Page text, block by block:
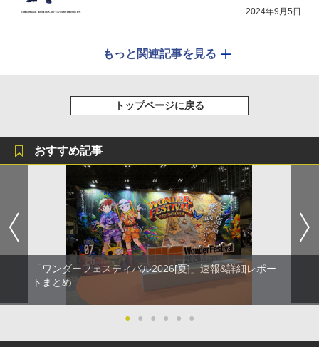
2024年9月5日
もっと関連記事を見る
トップページに戻る
おすすめ記事
「ワンダーフェスティバル2026[夏]」速報&詳細レポー
トまとめ
● ● ● ● ● ●